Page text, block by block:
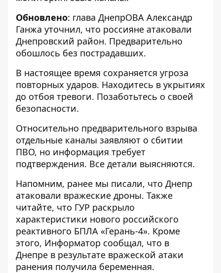
Обновлено: глава ДнепрОВА Александр
Ганжа уточнил, что россияне атаковали
Днепровский район. Предварительно
обошлось без пострадавших.
В настоящее время сохраняется угроза
повторных ударов. Находитесь в укрытиях
до отбоя тревоги. Позаботьтесь о своей
безопасности.
Относительно предварительного взрыва
отдельные каналы заявляют о сбитии
ПВО, но информация требует
подтверждения. Все детали выясняются.
Напомним, ранее мы писали, что Днепр
атаковали вражеские дроны. Также
читайте, что ГУР раскрыло
характеристики нового российского
реактивного БПЛА «Герань-4». Кроме
этого, Информатор сообщал, что в
Днепре в результате вражеской атаки
ранения получила беременная.